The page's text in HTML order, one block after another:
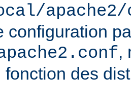
apache2/
configuration
,
fonction des